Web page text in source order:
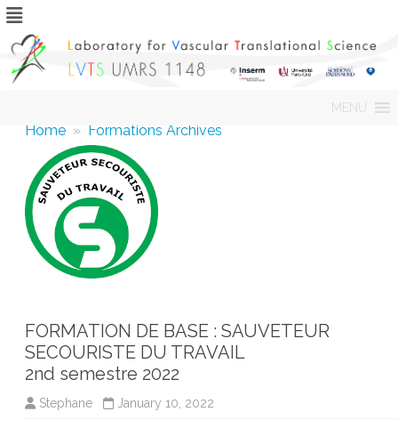
content
MENU
Home » Formations Archives
FORMATION DE BASE : SAUVETEUR
SECOURISTE DU TRAVAIL
2nd semestre 2022
Stephane January 10, 2022